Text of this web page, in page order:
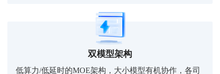
双模型架构
低算力/低延时的MOE架构，大小模型有机协作，各司